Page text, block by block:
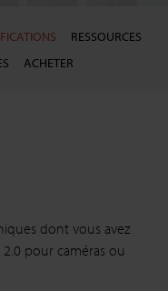
RESSOURCES
ACHETER
dont vous avez
2.0 pour caméras ou